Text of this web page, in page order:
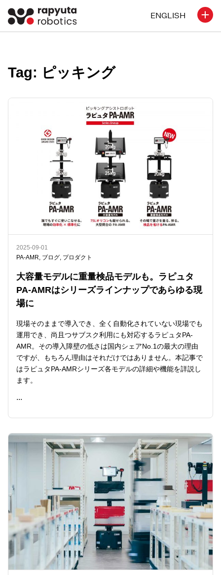
ENGLISH
Tag: ピッキング
2025-09-01
PA-AMR, ブログ, プロダクト
大容量モデルに重量検品モデルも。ラピュタ
PA-AMRはシリーズラインナップであらゆる現
場に
現場そのままで導入でき、全く自動化されていない現場でも
運用でき、尚且つサブスク利用にも対応するラピュタPA-
AMR。その導入障壁の低さは国内シェアNo.1の最大の理由
ですが、もちろん理由はそれだけではありません。本記事で
はラピュタPA-AMRシリーズ各モデルの詳細や機能を詳説し
ます。
...
READ ME